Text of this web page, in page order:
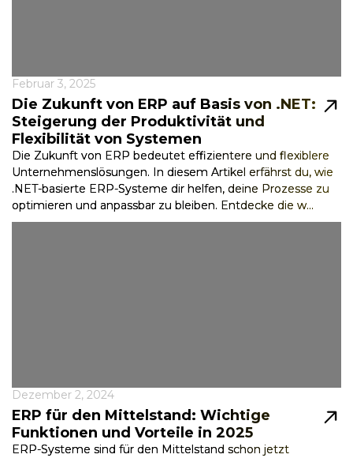
Februar 3, 2025
Die Zukunft von ERP auf Basis von .NET:
Steigerung der Produktivität und
Flexibilität von Systemen
Die Zukunft von ERP bedeutet effizientere und flexiblere
Unternehmenslösungen. In diesem Artikel erfährst du, wie
.NET-basierte ERP-Systeme dir helfen, deine Prozesse zu
optimieren und anpassbar zu bleiben. Entdecke die w...
Dezember 2, 2024
ERP für den Mittelstand: Wichtige
Funktionen und Vorteile in 2025
ERP-Systeme sind für den Mittelstand schon jetzt